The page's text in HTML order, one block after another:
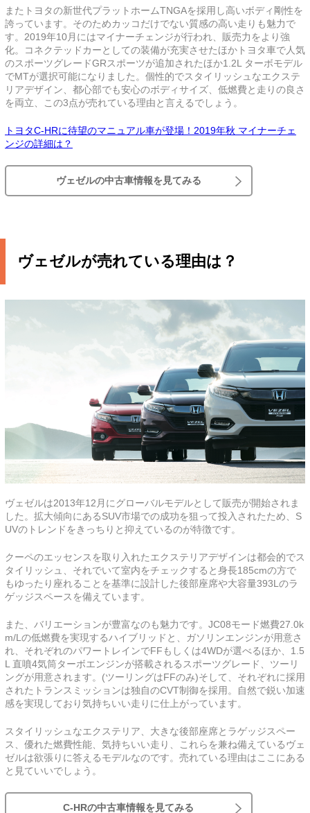
またトヨタの新世代プラットホームTNGAを採用し高いボディ剛性を
誇っています。そのためカッコだけでない質感の高い走りも魅力で
す。2019年10月にはマイナーチェンジが行われ、販売力をより強
化。コネクテッドカーとしての装備が充実させたほかトヨタ車で人気
のスポーツグレードGRスポーツが追加されたほか1.2L ターボモデル
でMTが選択可能になりました。個性的でスタイリッシュなエクステ
リアデザイン、都心部でも安心のボディサイズ、低燃費と走りの良さ
を両立、この3点が売れている理由と言えるでしょう。
トヨタC-HRに待望のマニュアル車が登場！2019年秋 マイナーチェ
ンジの詳細は？
ヴェゼルの中古車情報を見てみる
ヴェゼルが売れている理由は？
ヴェゼルは2013年12月にグローバルモデルとして販売が開始されま
した。拡大傾向にあるSUV市場での成功を狙って投入されたため、S
UVのトレンドをきっちりと抑えているのが特徴です。
クーペのエッセンスを取り入れたエクステリアデザインは都会的でス
タイリッシュ、それでいて室内をチェックすると身長185cmの方で
もゆったり座れることを基準に設計した後部座席や大容量393Lのラ
ゲッジスペースを備えています。
また、バリエーションが豊富なのも魅力です。JC08モード燃費27.0k
m/Lの低燃費を実現するハイブリッドと、ガソリンエンジンが用意さ
れ、それぞれのパワートレインでFFもしくは4WDが選べるほか、1.5
L 直噴4気筒ターボエンジンが搭載されるスポーツグレード、ツーリ
ングが用意されます。(ツーリングはFFのみ)そして、それぞれに採用
されたトランスミッションは独自のCVT制御を採用。自然で鋭い加速
感を実現しており気持ちいい走りに仕上がっています。
スタイリッシュなエクステリア、大きな後部座席とラゲッジスペー
ス、優れた燃費性能、気持ちいい走り、これらを兼ね備えているヴェ
ゼルは欲張りに答えるモデルなのです。売れている理由はここにある
と見ていいでしょう。
C-HRの中古車情報を見てみる